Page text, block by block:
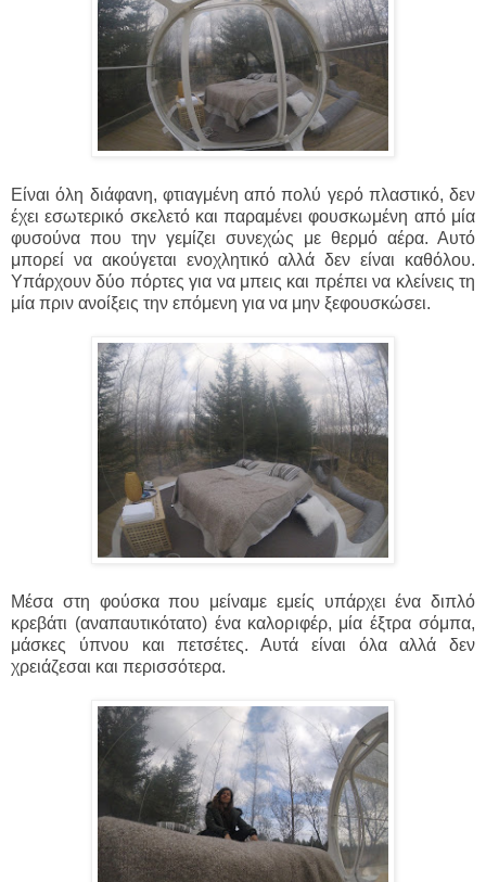
Είναι όλη διάφανη, φτιαγμένη από πολύ γερό πλαστικό, δεν
έχει εσωτερικό σκελετό και παραμένει φουσκωμένη από μία
φυσούνα που την γεμίζει συνεχώς με θερμό αέρα. Αυτό
μπορεί να ακούγεται ενοχλητικό αλλά δεν είναι καθόλου.
Υπάρχουν δύο πόρτες για να μπεις και πρέπει να κλείνεις τη
μία πριν ανοίξεις την επόμενη για να μην ξεφουσκώσει.
Μέσα στη φούσκα που μείναμε εμείς υπάρχει ένα διπλό
κρεβάτι (αναπαυτικότατο) ένα καλοριφέρ, μία έξτρα σόμπα,
μάσκες ύπνου και πετσέτες. Αυτά είναι όλα αλλά δεν
χρειάζεσαι και περισσότερα.